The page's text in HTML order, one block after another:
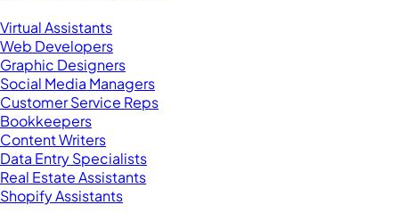
Virtual Assistants
Web Developers
Graphic Designers
Social Media Managers
Customer Service Reps
Bookkeepers
Content Writers
Data Entry Specialists
Real Estate Assistants
Shopify Assistants